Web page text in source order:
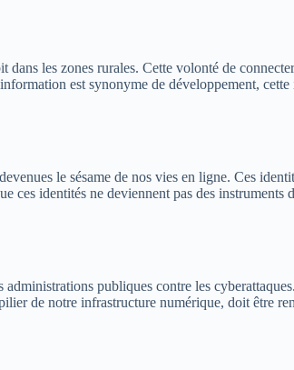
les zones rurales. Cette volonté de
est synonyme de développement,
le sésame de nos vies en ligne. Ces
ces identités ne deviennent pas des
publiques contre les
de notre infrastructure numérique, doit être